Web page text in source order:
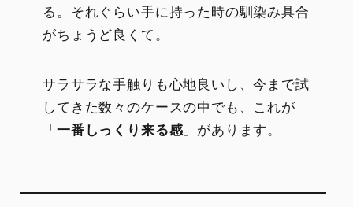
る。それぐらい手に持った時の馴染み具合
がちょうど良くて。
サラサラな手触りも心地良いし、今まで試
してきた数々のケースの中でも、これが
「一番しっくり来る感」があります。